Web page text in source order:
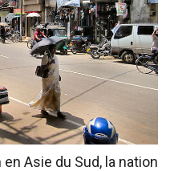
Asie du Sud, la nation